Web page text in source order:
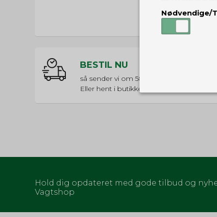
BESTIL NU
så sender vi om 58t 37m 40s
Eller hent i butikken til kl. 17:00
Hold dig opdateret med gode tilbud og
Vagtshop
Nødvendige/
og
du har i